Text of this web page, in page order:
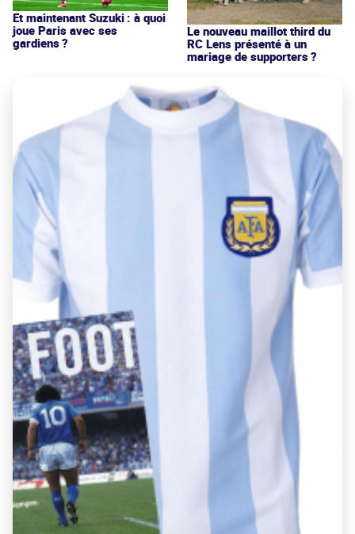
Et maintenant Suzuki : à quoi
joue Paris avec ses
gardiens ?
Le nouveau maillot third du
RC Lens présenté à un
mariage de supporters ?